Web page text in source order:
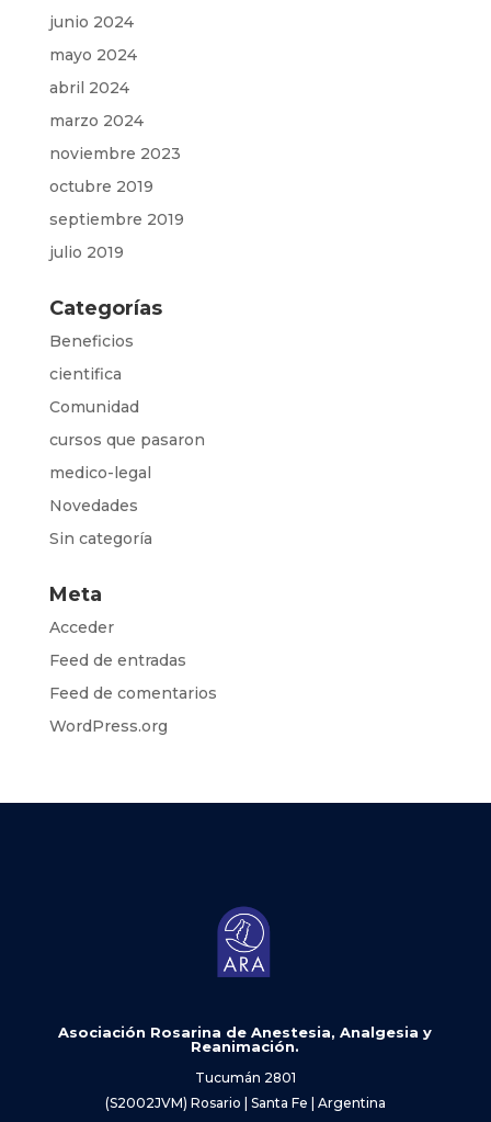
junio 2024
mayo 2024
abril 2024
marzo 2024
noviembre 2023
octubre 2019
septiembre 2019
julio 2019
Categorías
Beneficios
cientifica
Comunidad
cursos que pasaron
medico-legal
Novedades
Sin categoría
Meta
Acceder
Feed de entradas
Feed de comentarios
WordPress.org
Asociación Rosarina de Anestesia, Analgesia y
Reanimación.
Tucumán 2801
(S2002JVM) Rosario | Santa Fe | Argentina